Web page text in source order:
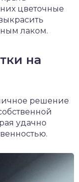
цветочные
лаком.
на
решение
удачно